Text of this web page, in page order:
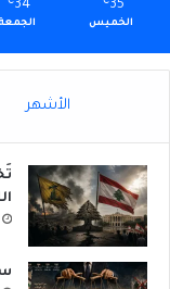
35
℃
الخميس
34
℃
الأشهر